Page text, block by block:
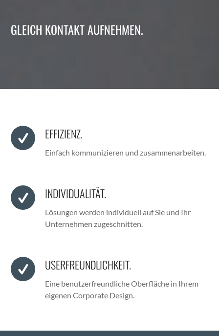
GLEICH KONTAKT AUFNEHMEN.
EFFIZIENZ.
Ein­fach kom­mu­nizieren und zusam­me­nar­beit­en.
INDIVIDUALITÄT.
Lösun­gen wer­den indi­vidu­ell auf Sie und Ihr
Unternehmen zugeschnit­ten.
USERFREUNDLICHKEIT.
Eine benutzer­fre­undliche Ober­fläche in Ihrem
eige­nen Cor­po­rate Design.